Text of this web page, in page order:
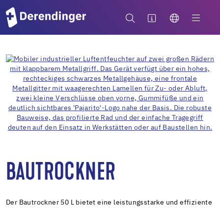
BAUTROCKNER
Der Bautrockner 50 L bietet eine leistungsstarke und effiziente